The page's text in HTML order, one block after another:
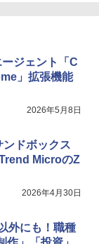
Colorsoft |
レイ、64GBスト
、明るさ自動調
ジェント「C
」拡張機能
2026年5月8日
ドボックス
MicroのZ
2026年4月30日
外にも！職種